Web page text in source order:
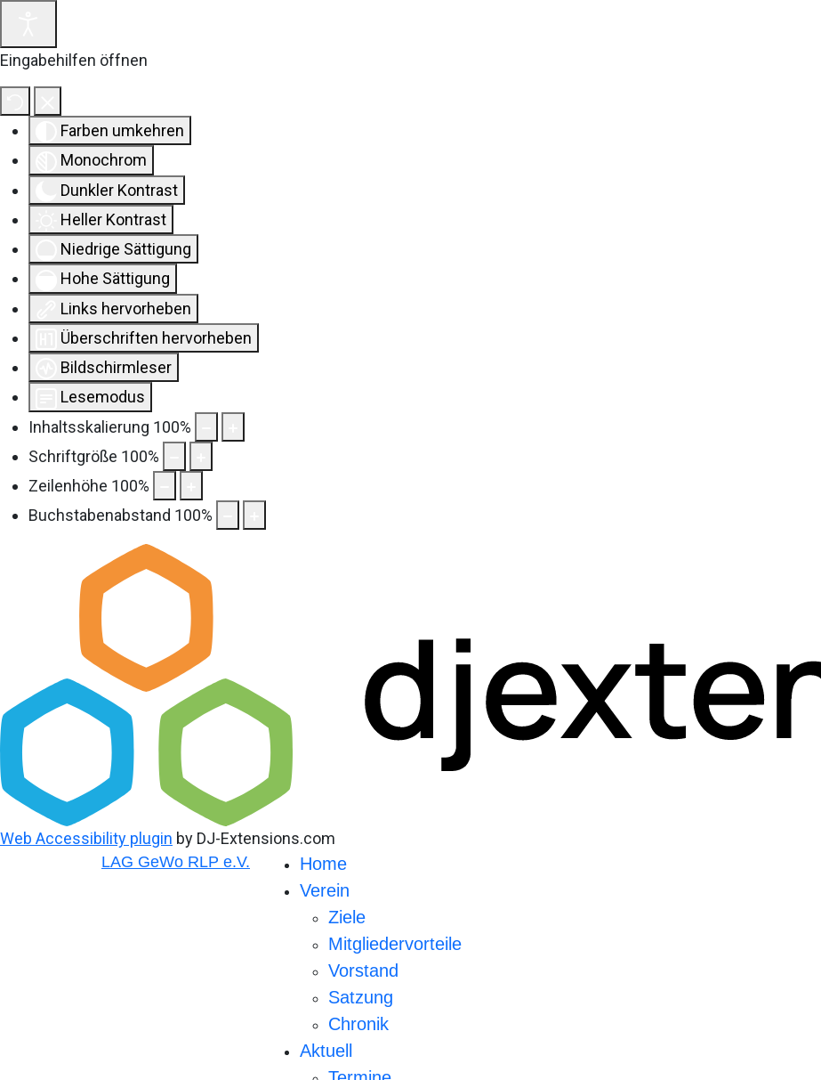
Eingabehilfen öffnen
Farben umkehren
Monochrom
Dunkler Kontrast
Heller Kontrast
Niedrige Sättigung
Hohe Sättigung
Links hervorheben
Überschriften hervorheben
Bildschirmleser
Lesemodus
Inhaltsskalierung 100%
Schriftgröße 100%
Zeilenhöhe 100%
Buchstabenabstand 100%
Web Accessibility plugin by DJ-Extensions.com
LAG GeWo RLP e.V.
Home
Verein
Ziele
Mitgliedervorteile
Vorstand
Satzung
Chronik
Aktuell